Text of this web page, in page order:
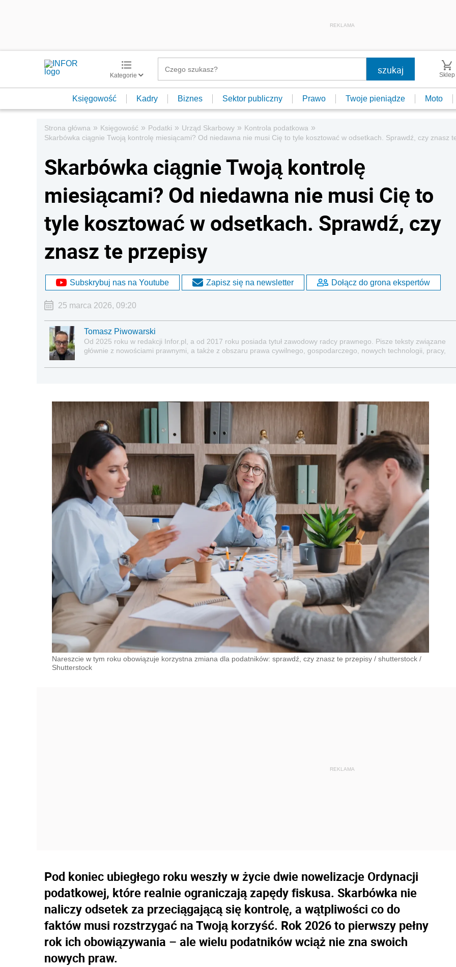
REKLAMA
Kategorie Sklep
Księgowość Kadry Biznes Sektor publiczny Prawo Twoje pieniądze Moto
Strona główna » Księgowość » Podatki » Urząd Skarbowy » Kontrola podatkowa »
Skarbówka ciągnie Twoją kontrolę miesiącami? Od niedawna nie musi Cię to tyle kosztować w odsetkach. Sprawdź, czy znasz
Skarbówka ciągnie Twoją kontrolę
miesiącami? Od niedawna nie musi Cię to
tyle kosztować w odsetkach. Sprawdź, czy
znasz te przepisy
Subskrybuj nas na Youtube Zapisz się na newsletter Dołącz do grona ekspertów
25 marca 2026, 09:20
Tomasz Piwowarski
Od 2025 roku w redakcji Infor.pl, a od 2017 roku posiada tytuł zawodowy radcy prawnego. Pisze teksty związane
głównie z nowościami prawnymi, a także z obszaru prawa cywilnego, gospodarczego, nowych technologii, pracy,
Nareszcie w tym roku obowiązuje korzystna zmiana dla podatników: sprawdź, czy znasz te przepisy / shutterstock /
Shutterstock
Pod koniec ubiegłego roku weszły w życie dwie nowelizacje Ordynacji
podatkowej, które realnie ograniczają zapędy fiskusa. Skarbówka nie
naliczy odsetek za przeciągającą się kontrolę, a wątpliwości co do
faktów musi rozstrzygać na Twoją korzyść. Rok 2026 to pierwszy pełny
rok ich obowiązywania – ale wielu podatników wciąż nie zna swoich
nowych praw.